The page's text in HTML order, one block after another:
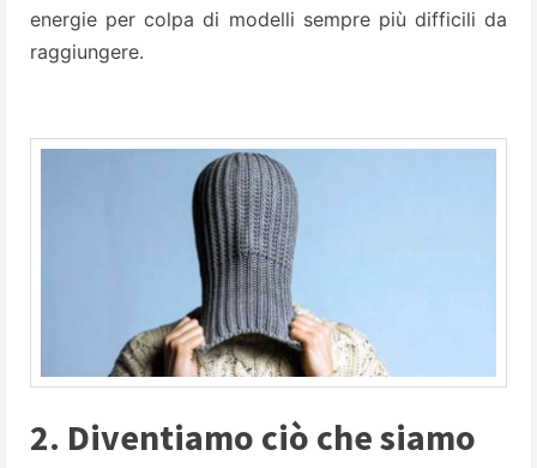
energie per colpa di modelli sempre più difficili da
raggiungere.
2. Diventiamo ciò che siamo